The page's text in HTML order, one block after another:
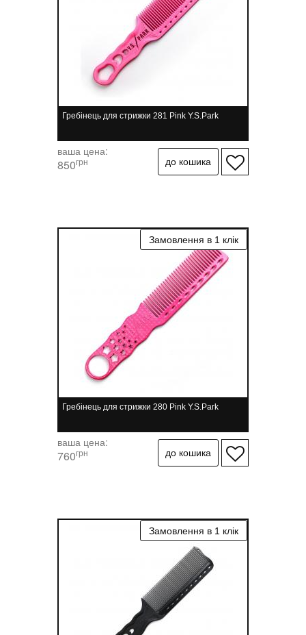
Гребінець для стрижки 281 Pink Y.S.Park
ваша цена:
850грн
Гребінець для стрижки 280 Pink Y.S.Park
ваша цена:
760грн